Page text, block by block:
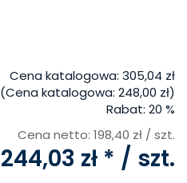
Cena katalogowa: 305,04 zł
(Cena katalogowa: 248,00 zł)
Rabat: 20 %
Cena netto: 198,40 zł / szt.
244,03 zł * / szt.